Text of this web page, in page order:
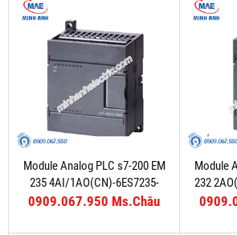
Module Analog PLC s7-200 EM
235 4AI/1AO(CN)-6ES7235-
0KD22-0XA8
0909.067.950 Ms.Châu
Module
232